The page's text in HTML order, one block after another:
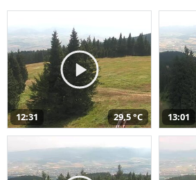
12:31 29,5 °C 13:01